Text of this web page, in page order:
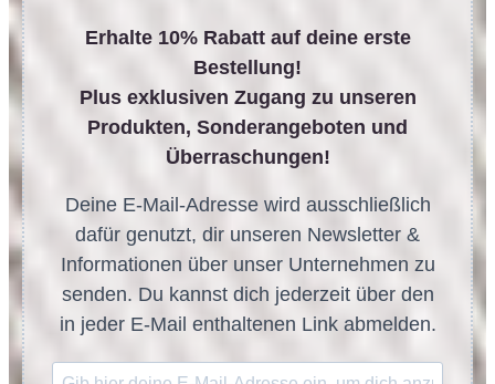
Erhalte 10% Rabatt auf deine erste
Bestellung!
Plus exklusiven Zugang zu unseren
Produkten, Sonderangeboten und
Überraschungen!
Deine E-Mail-Adresse wird ausschließlich
dafür genutzt, dir unseren Newsletter &
Informationen über unser Unternehmen zu
senden. Du kannst dich jederzeit über den
in jeder E-Mail enthaltenen Link abmelden.